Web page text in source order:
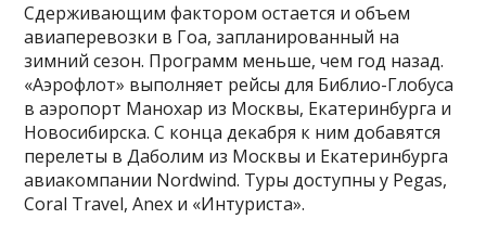
Сдерживающим фактором остается и объем
авиаперевозки в Гоа, запланированный на
зимний сезон. Программ меньше, чем год назад.
«Аэрофлот» выполняет рейсы для Библио-Глобуса
в аэропорт Манохар из Москвы, Екатеринбурга и
Новосибирска. С конца декабря к ним добавятся
перелеты в Даболим из Москвы и Екатеринбурга
авиакомпании Nordwind. Туры доступны у Pegas,
Coral Travel, Anex и «Интуриста».